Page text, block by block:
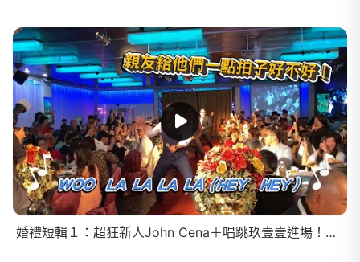
婚禮短輯１：超狂新人John Cena＋唱跳玖壹壹進場！全場連線遊戲Kahoot問答題目竟引起公憤！